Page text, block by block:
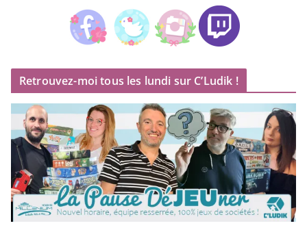
Retrouvez-moi tous les lundi sur C’Ludik !